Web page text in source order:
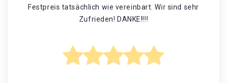
Festpreis tatsächlich wie vereinbart. Wir sind sehr
Zufrieden! DANKE!!!!